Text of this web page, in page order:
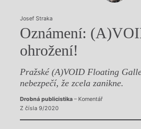
Josef Straka
Oznámení:
ohrožení!
Pražské (A)VOID Floating
nebezpečí, že zcela zanikne.
Drobná publicistika– Komentář
Z čísla 9/2020